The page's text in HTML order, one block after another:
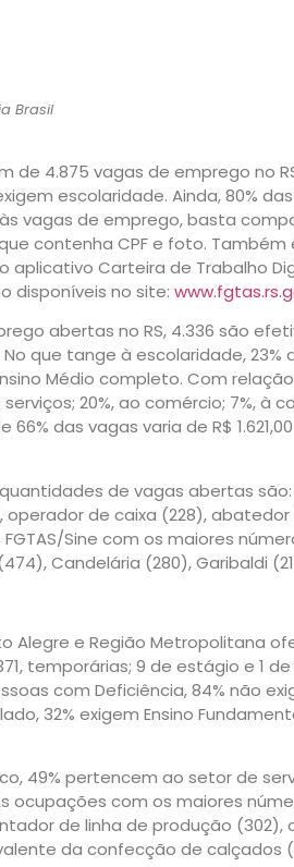
Brasil
de 4.875 vagas de emprego no
escolaridade. Ainda, 80%
vagas de emprego, basta
contenha CPF e foto.
aplicativo Carteira de Trabalho
disponíveis no site:
abertas no RS, 4.336 são
que tange à escolaridade, 23%
Médio completo. Com
20%, ao comércio; 7%, à
das vagas varia de R$ 1.621,00
de vagas abertas
operador de caixa (228),
Sine com os maiores
Candelária (280), Garibaldi
Alegre e Região Metropolitana
temporárias; 9 de estágio e 1
com Deficiência, 84% não
32% exigem Ensino
49% pertencem ao setor de
ocupações com os maiores
de linha de produção (302),
da confecção de calçados